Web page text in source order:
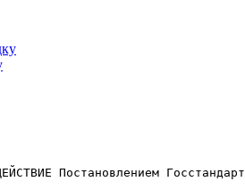
Постановлением